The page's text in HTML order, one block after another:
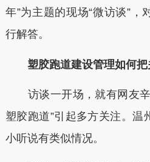
年”为主题的现场“微访谈”
行解答。
塑胶跑道建设管理如何把
访谈一开场，就有网友辛
塑胶跑道”引起多方关注。温
小听说有类似情况。